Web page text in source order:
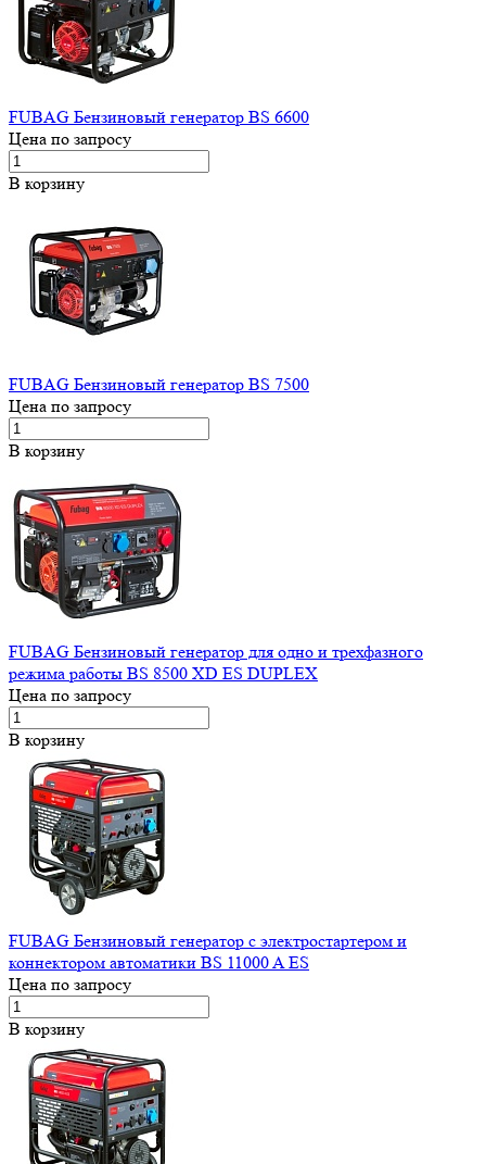
FUBAG Бензиновый генератор BS 6600
Цена по запросу
В корзину
FUBAG Бензиновый генератор BS 7500
Цена по запросу
В корзину
FUBAG Бензиновый генератор для одно и трехфазного
режима работы BS 8500 XD ES DUPLEX
Цена по запросу
В корзину
FUBAG Бензиновый генератор с электростартером и
коннектором автоматики BS 11000 A ES
Цена по запросу
В корзину